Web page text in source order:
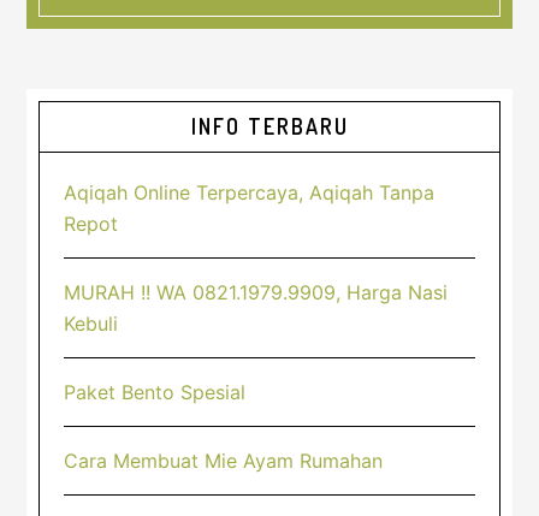
Sidebar
Utama
INFO TERBARU
Aqiqah Online Terpercaya, Aqiqah Tanpa
Repot
MURAH !! WA 0821.1979.9909, Harga Nasi
Kebuli
Paket Bento Spesial
Cara Membuat Mie Ayam Rumahan